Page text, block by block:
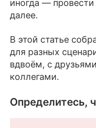
иногда —
далее.
В этой статье
для разных
вдвоём, с
коллегами.
Определитесь,